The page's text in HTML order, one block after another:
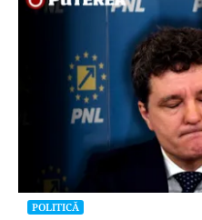
POLITICĂ